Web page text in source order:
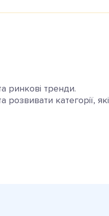
ринкові тренди.
категорії, які